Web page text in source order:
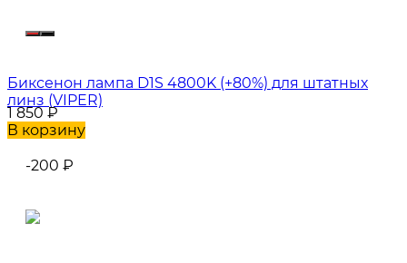
Биксенон лампа D1S 4800K (+80%) для штатных
линз (VIPER)
1 850₽
В корзину
-200 ₽